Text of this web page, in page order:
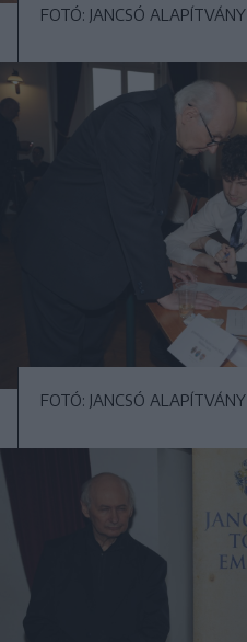
FOTÓ: JANCSÓ ALAPÍTVÁNY
FOTÓ: JANCSÓ ALAPÍTVÁNY